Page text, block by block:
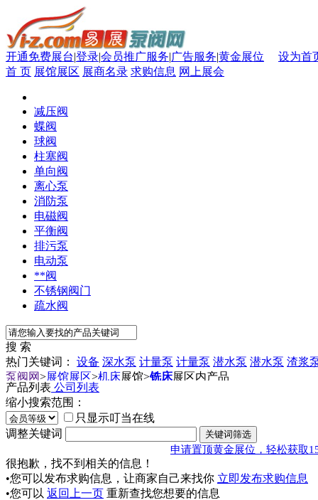
开通免费展台|登录|会员推广服务|广告服务|黄金展位
设为首
首 页 展馆展区 展商名录 求购信息 网上展会
减压阀
蝶阀
球阀
柱塞阀
单向阀
离心泵
消防泵
电磁阀
平衡阀
排污泵
电动泵
**阀
不锈钢阀门
疏水阀
搜 索
热门关键词： 设备 深水泵 计量泵 计量泵 潜水泵 潜水泵 渣浆
泵阀网>展馆展区>机床展馆>铣床展区内产品
产品列表 公司列表
缩小搜索范围：
只显示叮当在线
调整关键词
申请置顶黄金展位，轻松获取
很抱歉，找不到相关的信息！
•您可以发布求购信息，让商家自己来找你 立即发布求购信息
•您可以 返回上一页 重新查找您想要的信息